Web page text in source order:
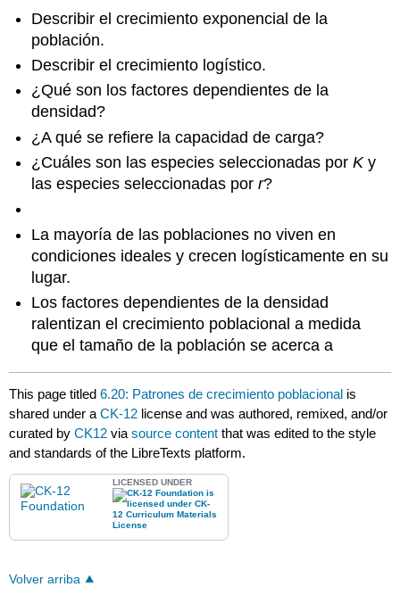
Describir el crecimiento exponencial de la
población.
Describir el crecimiento logístico.
¿Qué son los factores dependientes de la
densidad?
¿A qué se refiere la capacidad de carga?
¿Cuáles son las especies seleccionadas porKy
las especies seleccionadas porr?
La mayoría de las poblaciones no viven en
condiciones ideales y crecen logísticamente en su
lugar.
Los factores dependientes de la densidad
ralentizan el crecimiento poblacional a medida
que el tamaño de la población se acerca a
This page titled6.20: Patrones de crecimiento poblacional is
shared under aCK-12 license and was authored, remixed, and/or
curated byCK12 viasource content that was edited to the style
and standards of the LibreTexts platform.
LICENSED UNDER
Volver arriba